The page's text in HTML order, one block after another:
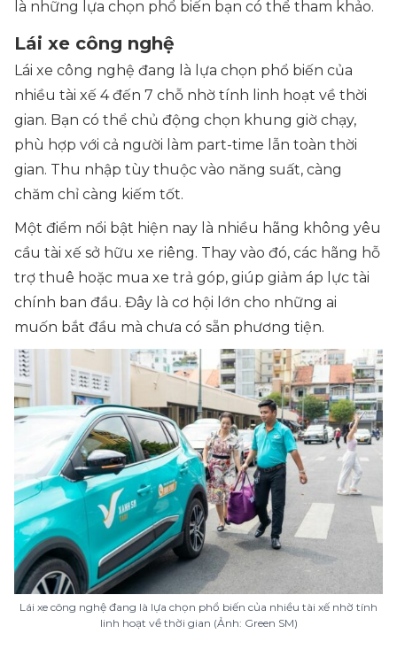
là những lựa chọn phổ biến bạn có thể tham khảo.
Lái xe công nghệ
Lái xe công nghệ đang là lựa chọn phổ biến của
nhiều tài xế 4 đến 7 chỗ nhờ tính linh hoạt về thời
gian. Bạn có thể chủ động chọn khung giờ chạy,
phù hợp với cả người làm part-time lẫn toàn thời
gian. Thu nhập tùy thuộc vào năng suất, càng
chăm chỉ càng kiếm tốt.
Một điểm nổi bật hiện nay là nhiều hãng không yêu
cầu tài xế sở hữu xe riêng. Thay vào đó, các hãng hỗ
trợ thuê hoặc mua xe trả góp, giúp giảm áp lực tài
chính ban đầu. Đây là cơ hội lớn cho những ai
muốn bắt đầu mà chưa có sẵn phương tiện.
Lái xe công nghệ đang là lựa chọn phổ biến của nhiều tài xế nhờ tính
linh hoạt về thời gian (Ảnh: Green SM)